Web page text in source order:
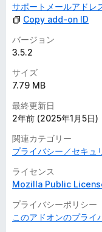
サポートメールアドレ
Copy add-on ID
バージョン
3.5.2
サイズ
7.79 MB
最終更新日
2年前 (2025年1月5日)
関連カテゴリー
プライバシー／セキュ
ライセンス
Mozilla Public
プライバシーポリシー
このアドオンのプライ